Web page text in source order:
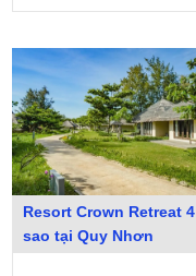
Resort Crown Retreat 4
sao tại Quy Nhơn